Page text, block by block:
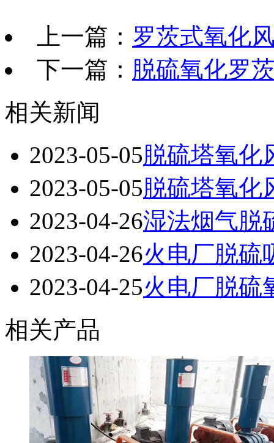
上一篇： 罗茨式氧化
下一篇： 脱硫氧化罗
相关新闻
2023-05-05脱硫塔氧化
2023-05-05脱硫塔氧化
2023-04-26湿法烟气脱
2023-04-26火电厂脱硫
2023-04-25火电厂脱硫
相关产品